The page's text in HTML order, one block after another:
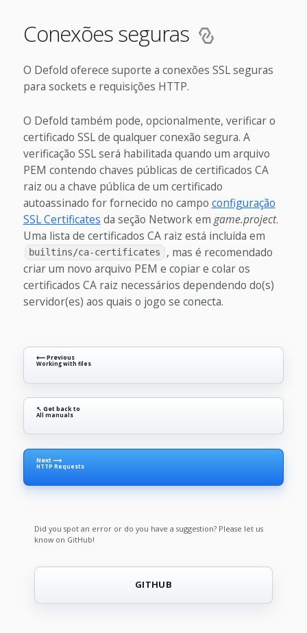
Conexões seguras
O Defold oferece suporte a conexões SSL seguras
para sockets e requisições HTTP.
O Defold também pode, opcionalmente, verificar o
certificado SSL de qualquer conexão segura. A
verificação SSL será habilitada quando um arquivo
PEM contendo chaves públicas de certificados CA
raiz ou a chave pública de um certificado
autoassinado for fornecido no campo configuração
SSL Certificates da seção Network em game.project.
Uma lista de certificados CA raiz está incluída em
builtins/ca-certificates
, mas é recomendado
criar um novo arquivo PEM e copiar e colar os
certificados CA raiz necessários dependendo do(s)
servidor(es) aos quais o jogo se conecta.
⟵ Previous
Working with files
↖ Get back to
All manuals
Next ⟶
HTTP Requests
Did you spot an error or do you have a suggestion? Please let us
know on GitHub!
GITHUB